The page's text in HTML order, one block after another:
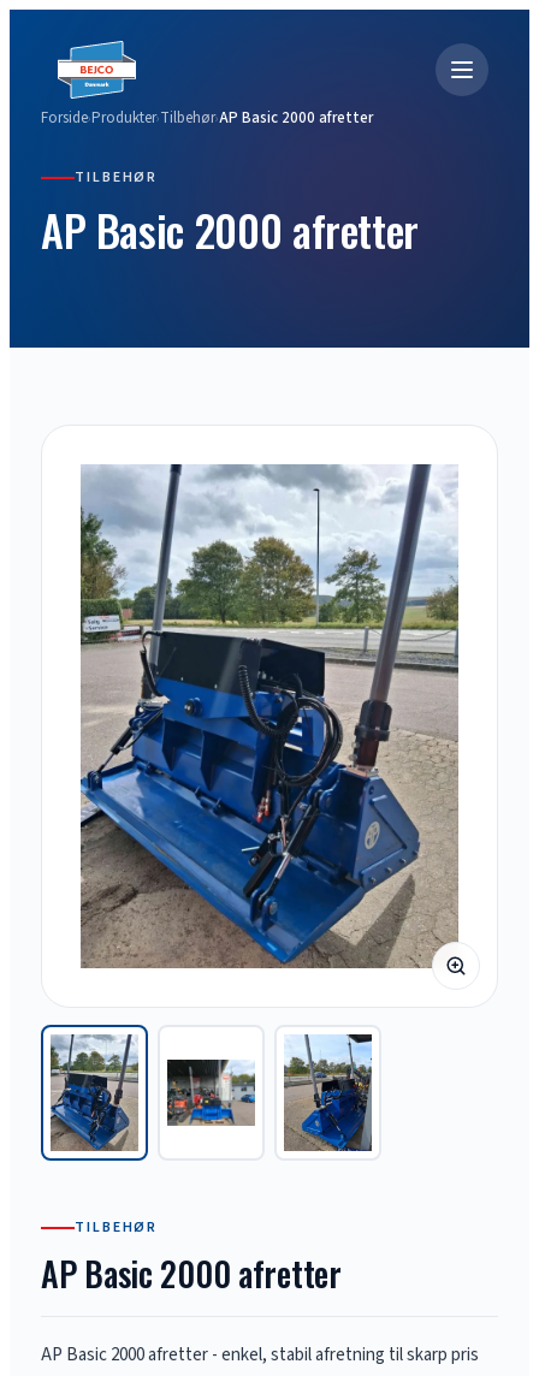
Forside›Produkter›Tilbehør›AP Basic 2000 afretter
TILBEHØR
AP Basic 2000 afretter
TILBEHØR
AP Basic 2000 afretter
AP Basic 2000 afretter - enkel, stabil afretning til skarp pris